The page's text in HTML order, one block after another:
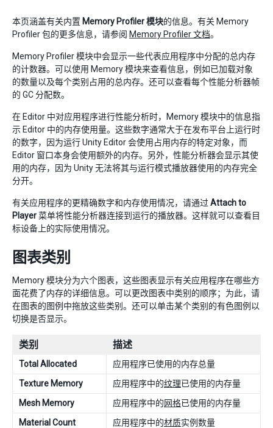
本页涵盖有关内置 Memory Profiler 模块的信息。有关 Memory
Profiler 包的更多信息，请参阅 Memory Profiler 文档。
Memory Profiler 模块中会显示一些代表应用程序中分配的总内存
的计数器。可以使用 Memory 模块来查看信息，例如已加载对象
的数量以及每个类别占用的总内存。还可以查看每个性能分析器帧
的 GC 分配数。
在 Editor 中对应用程序进行性能分析时，Memory 模块中的信息指
示 Editor 中的内存使用量。这些数字通常大于在发布平台上运行时
的数字，因为运行 Unity Editor 会使用占用内存的特定对象，而
Editor 窗口本身会使用额外的内存。另外，性能分析器会显示其使
用的内存，因为 Unity 无法将其与运行模式播放器使用的内存完全
分开。
有关应用程序的更精确数字和内存使用情况，请通过 Attach to
Player菜单将性能分析器连接到运行的播放器。这样就可以查看目
标设备上的实际使用情况。
图表类别
Memory 模块分为六个图表，这些图表显示有关应用程序在哪些方
面花费了内存的详细信息。可以更改图表中类别的顺序；为此，请
在图表的图例中拖放这些类别。还可以单击某个类别的有色图例以
切换是否显示。
类别 描述
Total Allocated
应用程序已使用的内存总量
Texture Memory
应用程序中的纹理已使用的内存量
Mesh Memory
应用程序中的网格已使用的内存量
Material Count
应用程序中的材质实例数量